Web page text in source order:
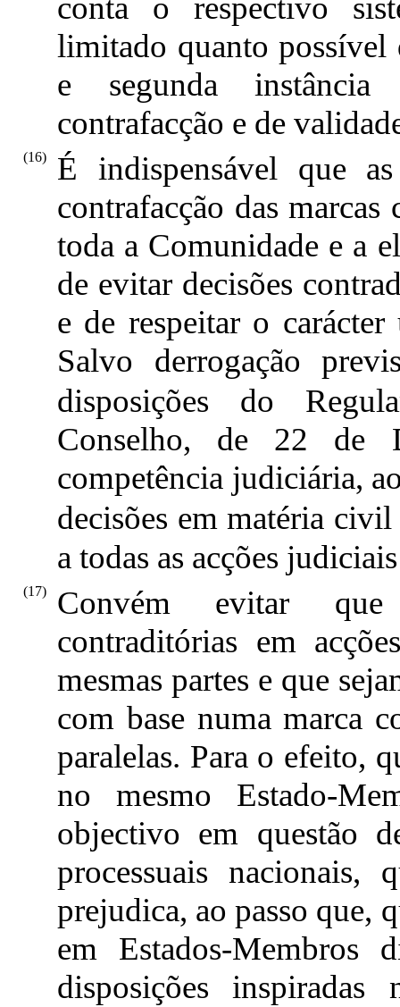
conta o respectivo
limitado quanto possível
e segunda instância
contrafacção e de
(16)
É indispensável que
contrafacção das
toda a Comunidade e a
de evitar decisões
e de respeitar o
Salvo derrogação
disposições do
Conselho, de 22 de
competência judiciária,
decisões em matéria
a todas as acções
(17)
Convém evitar que
contraditórias em
mesmas partes e que
com base numa marca
paralelas. Para o efeito,
no mesmo Estado-
objectivo em questão
processuais nacionais,
prejudica, ao passo que,
em Estados-Membros
disposições